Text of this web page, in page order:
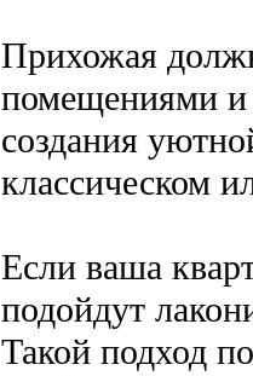
Прихожая
помещениями и
создания
классическом
Если ваша
подойдут
Такой подход